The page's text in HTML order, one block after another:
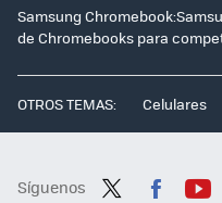
Samsung
de Chromebooks para
OTROS TEMAS: Celulares
Síguenos